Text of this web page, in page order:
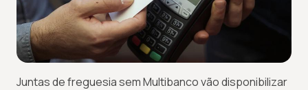
Juntas de freguesia sem Multibanco vão disponibilizar